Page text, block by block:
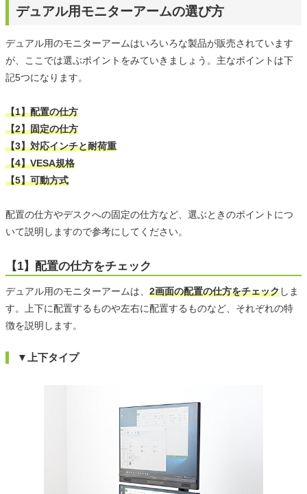
デュアル用モニターアームの選び方
デュアル用のモニターアームはいろいろな製品が販売されています
が、ここでは選ぶポイントをみていきましょう。主なポイントは下
記5つになります。
【1】配置の仕方
【2】固定の仕方
【3】対応インチと耐荷重
【4】VESA規格
【5】可動方式
配置の仕方やデスクへの固定の仕方など、選ぶときのポイントにつ
いて説明しますので参考にしてください。
【1】配置の仕方をチェック
デュアル用のモニターアームは、 2画面の配置の仕方をチェックしま
す。上下に配置するものや左右に配置するものなど、それぞれの特
徴を説明します。
▼上下タイプ